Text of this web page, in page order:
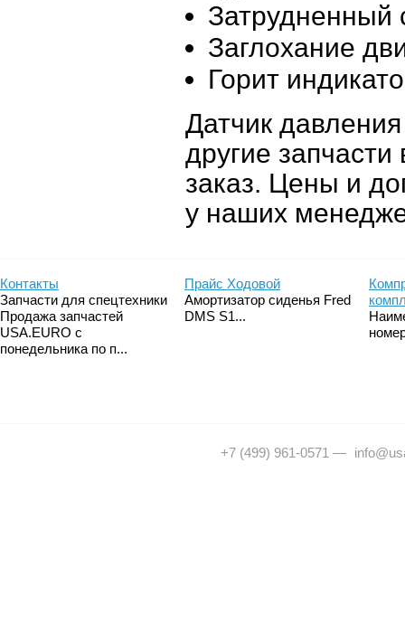
Затрудненный
Заглохание
Горит
Датчик
другие
заказ. Цены и
у наших
Контакты
Запчасти для спецтехники
Продажа запчастей
USA.EURO с
понедельника по п...
Прайс Ходовой
Амортизатор сиденья Fred
DMS S1...
+7 (499) 961-0571 —